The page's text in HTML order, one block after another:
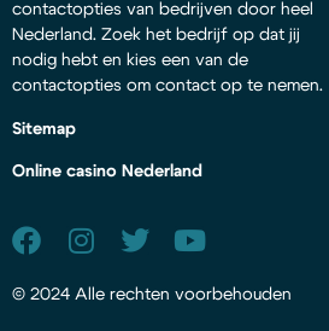
contactopties van bedrijven door heel
Nederland. Zoek het bedrijf op dat jij
nodig hebt en kies een van de
contactopties om contact op te nemen.
Sitemap
Online casino Nederland
© 2024 Alle rechten voorbehouden